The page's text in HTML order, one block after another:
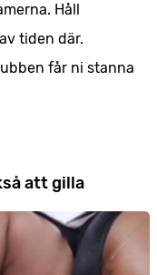
Håll
tiden där.
får ni stanna
att gilla